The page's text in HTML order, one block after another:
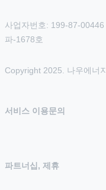
사업자번호: 199-87-
파-1678호
Copyright 2025. 나우에너
서비스 이용문의
파트너십, 제휴